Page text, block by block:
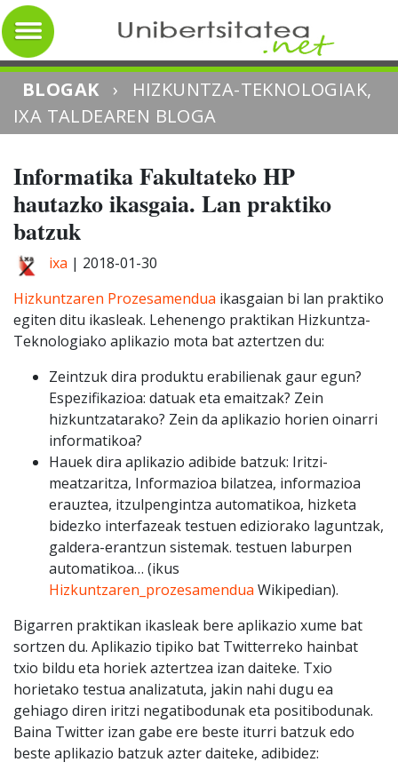
BLOGAK ›
HIZKUNTZA-TEKNOLOGIAK,
IXA TALDEAREN BLOGA
Informatika Fakultateko HP
hautazko ikasgaia. Lan praktiko
batzuk
ixa | 2018-01-30
Hizkuntzaren Prozesamendua ikasgaian bi lan praktiko
egiten ditu ikasleak. Lehenengo praktikan Hizkuntza-
Teknologiako aplikazio mota bat aztertzen du:
Zeintzuk dira produktu erabilienak gaur egun?
Espezifikazioa: datuak eta emaitzak? Zein
hizkuntzatarako? Zein da aplikazio horien oinarri
informatikoa?
Hauek dira aplikazio adibide batzuk: Iritzi-
meatzaritza, Informazioa bilatzea, informazioa
erauztea, itzulpengintza automatikoa, hizketa
bidezko interfazeak testuen ediziorako laguntzak,
galdera-erantzun sistemak. testuen laburpen
automatikoa… (ikus
Hizkuntzaren_prozesamendua Wikipedian).
Bigarren praktikan ikasleak bere aplikazio xume bat
sortzen du. Aplikazio tipiko bat Twitterreko hainbat
txio bildu eta horiek aztertzea izan daiteke. Txio
horietako testua analizatuta, jakin nahi dugu ea
gehiago diren iritzi negatibodunak eta positibodunak.
Baina Twitter izan gabe ere beste iturri batzuk edo
beste aplikazio batzuk azter daiteke, adibidez: